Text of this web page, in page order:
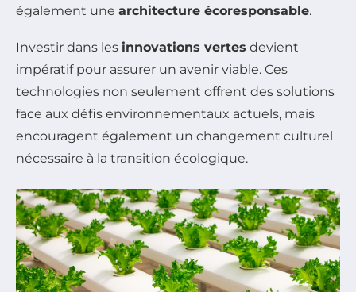
également une architecture écoresponsable.
Investir dans les innovations vertes devient
impératif pour assurer un avenir viable. Ces
technologies non seulement offrent des solutions
face aux défis environnementaux actuels, mais
encouragent également un changement culturel
nécessaire à la transition écologique.